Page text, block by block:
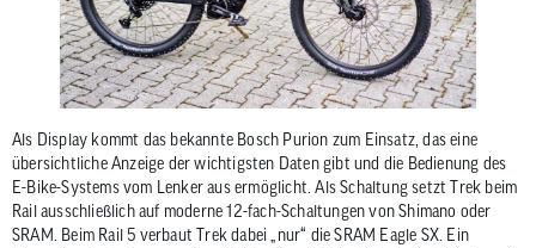
Als Display kommt das bekannte Bosch Purion zum Einsatz, das eine
übersichtliche Anzeige der wichtigsten Daten gibt und die Bedienung des
E-Bike-Systems vom Lenker aus ermöglicht. Als Schaltung setzt Trek beim
Rail ausschließlich auf moderne 12-fach-Schaltungen von Shimano oder
SRAM. Beim Rail 5 verbaut Trek dabei „nur“ die SRAM Eagle SX. Ein